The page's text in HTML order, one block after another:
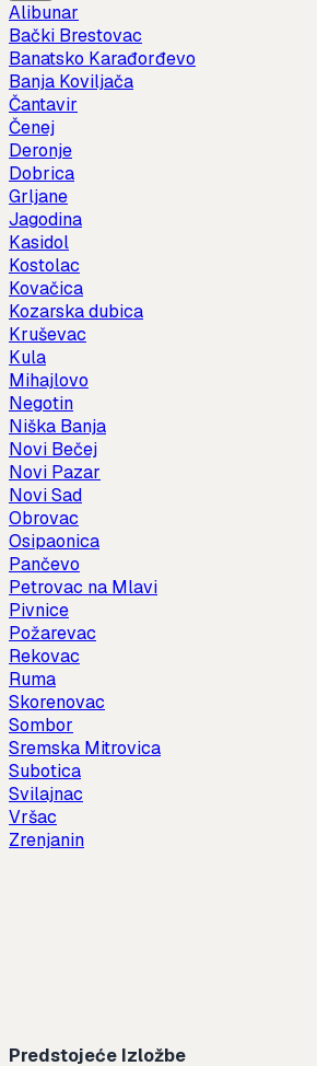
Alibunar
Bački Brestovac
Banatsko Karađorđevo
Banja Koviljača
Čantavir
Čenej
Deronje
Dobrica
Grljane
Jagodina
Kasidol
Kostolac
Kovačica
Kozarska dubica
Kruševac
Kula
Mihajlovo
Negotin
Niška Banja
Novi Bečej
Novi Pazar
Novi Sad
Obrovac
Osipaonica
Pančevo
Petrovac na Mlavi
Pivnice
Požarevac
Rekovac
Ruma
Skorenovac
Sombor
Sremska Mitrovica
Subotica
Svilajnac
Vršac
Zrenjanin
Predstojeće Izložbe